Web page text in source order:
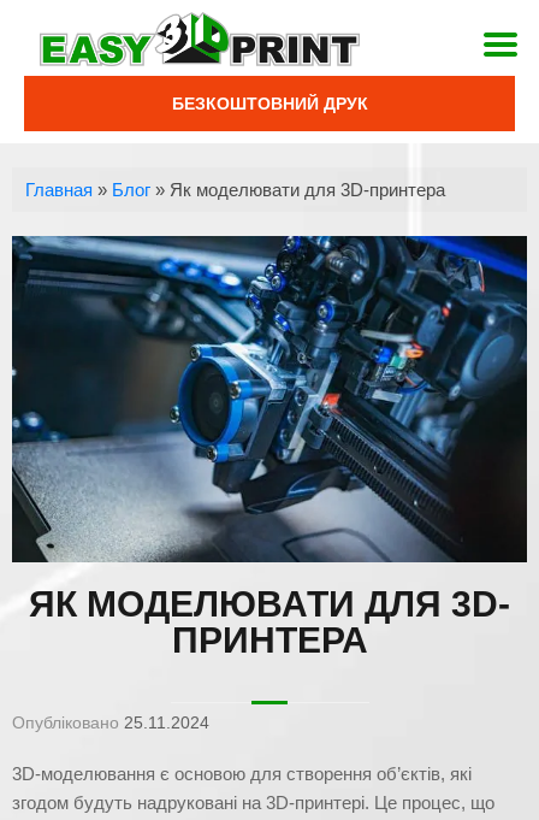
БЕЗКОШТОВНИЙ ДРУК
Главная » Блог » Як моделювати для 3D-принтера
ЯК МОДЕЛЮВАТИ ДЛЯ 3D-
ПРИНТЕРА
Опубліковано 25.11.2024
3D-моделювання є основою для створення об’єктів, які
згодом будуть надруковані на 3D-принтері. Це процес, що